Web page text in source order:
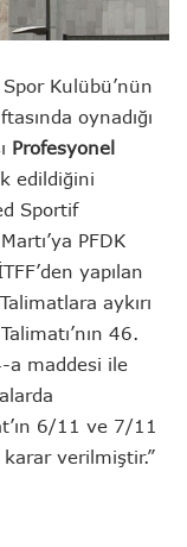
Spor Kulübü’nün
oynadığı
Profesyonel
edildiğini
Sportif
PFDK
TFF’den yapılan
aykırı
46.
a maddesi ile
6/11 ve 7/11
karar verilmiştir.”